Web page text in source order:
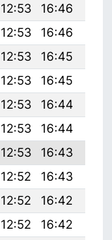
12:53 16:46
12:53 16:46
12:53 16:45
12:53 16:45
12:53 16:44
12:53 16:44
12:53 16:43
12:52 16:43
12:52 16:42
12:52 16:42